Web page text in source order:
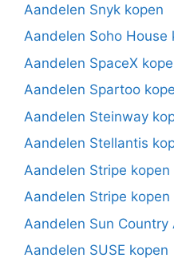
Aandelen Snyk kopen
Aandelen Soho House
Aandelen SpaceX
Aandelen Spartoo
Aandelen Steinway
Aandelen Stellantis
Aandelen Stripe kopen
Aandelen Stripe kopen
Aandelen Sun Country
Aandelen SUSE kopen